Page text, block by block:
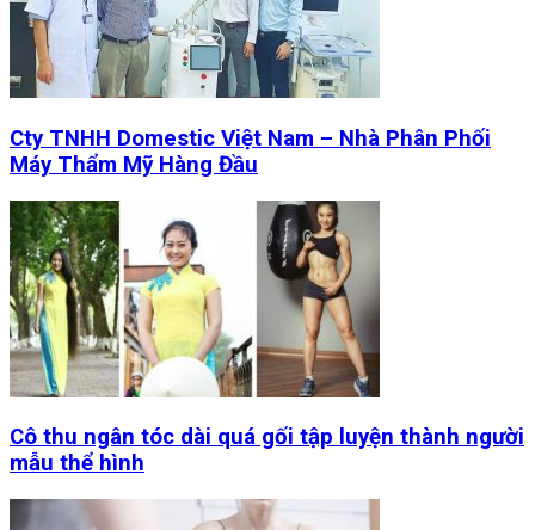
Cty TNHH Domestic Việt Nam – Nhà Phân Phối
Máy Thẩm Mỹ Hàng Đầu
Cô thu ngân tóc dài quá gối tập luyện thành người
mẫu thể hình